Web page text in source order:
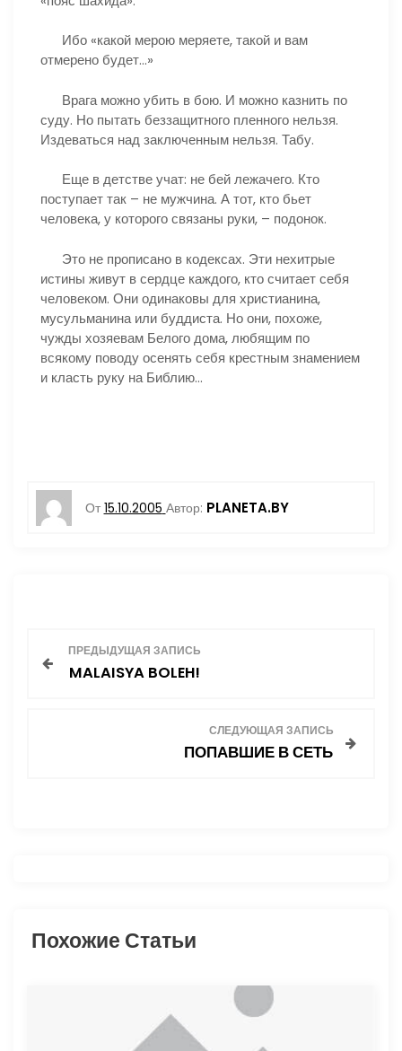
Ибо «какой мерою меряете, такой и вам
отмерено будет…»
Врага можно убить в бою. И можно казнить по
суду. Но пытать беззащитного пленного нельзя.
Издеваться над заключенным нельзя. Табу.
Еще в детстве учат: не бей лежачего. Кто
поступает так – не мужчина. А тот, кто бьет
человека, у которого связаны руки, – подонок.
Это не прописано в кодексах. Эти нехитрые
истины живут в сердце каждого, кто считает себя
человеком. Они одинаковы для христианина,
мусульманина или буддиста. Но они, похоже,
чужды хозяевам Белого дома, любящим по
всякому поводу осенять себя крестным знамением
и класть руку на Библию…
От 15.10.2005 Автор: PLANETA.BY
и
ПРЕДЫДУЩАЯ ЗАПИСЬ
MALAISYA BOLEH!
СЛЕДУЮЩАЯ ЗАПИСЬ
ПОПАВШИЕ В СЕТЬ
Похожие Статьи